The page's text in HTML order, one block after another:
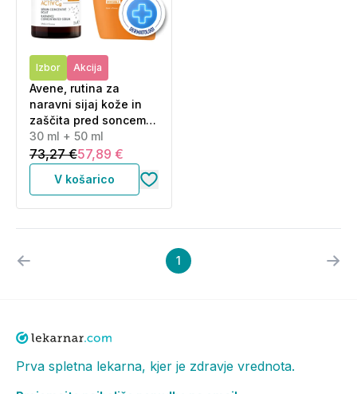
Izbor Akcija
Avene, rutina za
naravni sijaj kože in
zaščita pred soncem -
Activ Cg korektivni
serum in Sun Ultra
Fluid ZF50 (30 ml + 50
30 ml + 50 ml
73,27 €57,89 €
V košarico
1
Prva spletna lekarna, kjer je zdravje vrednota.